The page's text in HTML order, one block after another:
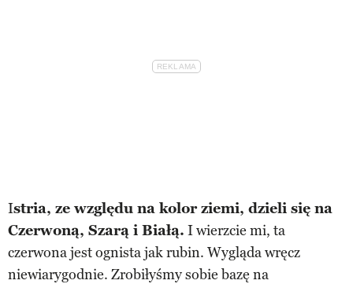
Istria, ze względu na kolor ziemi, dzieli się na
Czerwoną, Szarą i Białą. I wierzcie mi, ta
czerwona jest ognista jak rubin. Wygląda wręcz
niewiarygodnie. Zrobiłyśmy sobie bazę na